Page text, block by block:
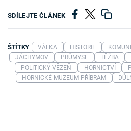
SDÍLEJTE ČLÁNEK
ŠTÍTKY VÁLKA HISTORIE
JÁCHYMOV
PRŮMYSL TĚŽBA
POLITICKÝ VĚZEŇ
HORNICTVÍ
HORNICKÉ MUZEUM PŘÍBRAM